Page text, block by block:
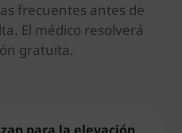
frecuentes antes de
El médico resolverá
gratuita.